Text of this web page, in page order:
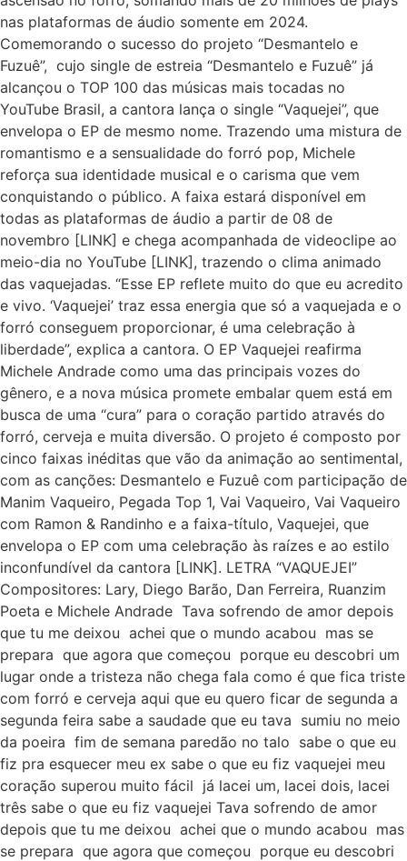
nas plataformas de áudio somente em 2024.
Comemorando o sucesso do projeto “Desmantelo e
Fuzuê”, cujo single de estreia “Desmantelo e Fuzuê” já
alcançou o TOP 100 das músicas mais tocadas no
YouTube Brasil, a cantora lança o single “Vaquejei”, que
envelopa o EP de mesmo nome. Trazendo uma mistura de
romantismo e a sensualidade do forró pop, Michele
reforça sua identidade musical e o carisma que vem
conquistando o público. A faixa estará disponível em
todas as plataformas de áudio a partir de 08 de
novembro [LINK] e chega acompanhada de videoclipe ao
meio-dia no YouTube [LINK], trazendo o clima animado
das vaquejadas. “Esse EP reflete muito do que eu acredito
e vivo. ‘Vaquejei’ traz essa energia que só a vaquejada e o
forró conseguem proporcionar, é uma celebração à
liberdade”, explica a cantora. O EP Vaquejei reafirma
Michele Andrade como uma das principais vozes do
gênero, e a nova música promete embalar quem está em
busca de uma “cura” para o coração partido através do
forró, cerveja e muita diversão. O projeto é composto por
cinco faixas inéditas que vão da animação ao sentimental,
com as canções: Desmantelo e Fuzuê com participação de
Manim Vaqueiro, Pegada Top 1, Vai Vaqueiro, Vai Vaqueiro
com Ramon & Randinho e a faixa-título, Vaquejei, que
envelopa o EP com uma celebração às raízes e ao estilo
inconfundível da cantora [LINK]. LETRA “VAQUEJEI”
Compositores: Lary, Diego Barão, Dan Ferreira, Ruanzim
Poeta e Michele Andrade Tava sofrendo de amor depois
que tu me deixou achei que o mundo acabou mas se
prepara que agora que começou porque eu descobri um
lugar onde a tristeza não chega fala como é que fica triste
com forró e cerveja aqui que eu quero ficar de segunda a
segunda feira sabe a saudade que eu tava sumiu no meio
da poeira fim de semana paredão no talo sabe o que eu
fiz pra esquecer meu ex sabe o que eu fiz vaquejei meu
coração superou muito fácil já lacei um, lacei dois, lacei
três sabe o que eu fiz vaquejei Tava sofrendo de amor
depois que tu me deixou achei que o mundo acabou mas
se prepara que agora que começou porque eu descobri